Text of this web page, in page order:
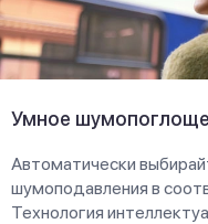
Умное
Автоматически
шумоподавления в
Технология